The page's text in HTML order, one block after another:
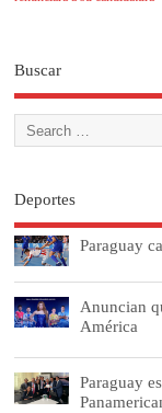
Buscar
Deportes
Paraguay
Anuncian
América
Paraguay